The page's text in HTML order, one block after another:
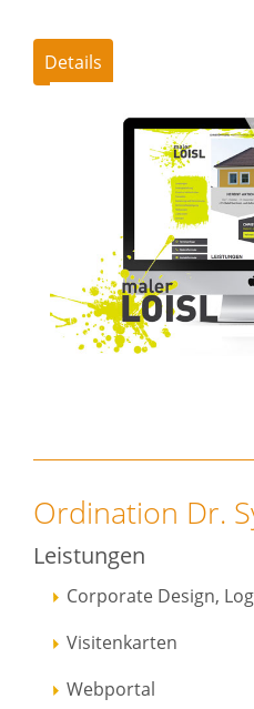
Details
Ordination Dr.
Leistungen
Corporate Design,
Visitenkarten
Webportal